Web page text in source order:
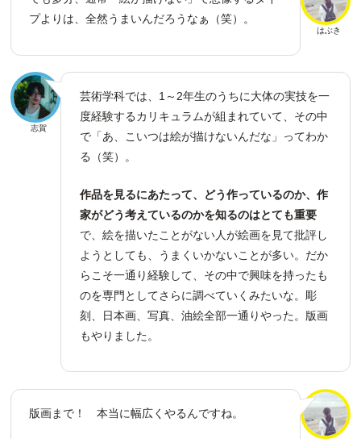
はぶき
プよりは、全然うまいんだろうなぁ（笑）。
志賀
芸術学科では、1～2年生のうちに大体の実技を一
度経験するカリキュラムが組まれていて、その中
で「あ、こいつは絵が描けないんだな」ってわか
る（笑）。
作品を見るにあたって、どう作っているのか、作
家がどう考えているのかを知るのはとても重要
で、絵を描いたことがない人が絵画を見て批評し
ようとしても、うまくいかないことが多い。だか
らこそ一通り経験して、その中で興味を持ったも
のを専門としてさらに調べていくみたいな。彫
刻、日本画、写真、油絵全部一通りやった。版画
もやりました。
版画まで！ 本当に幅広くやるんですね。